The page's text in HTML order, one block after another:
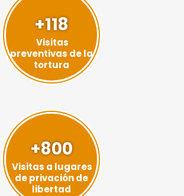
+118
Visitas
preventivas de la
tortura
+800
Visitas a lugares
de privación de
libertad